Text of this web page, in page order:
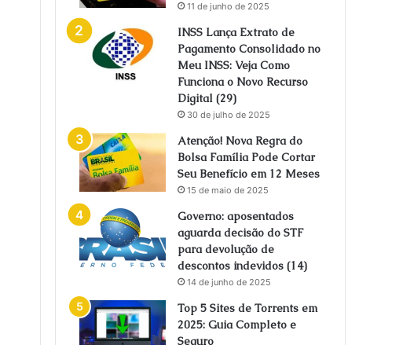
11 de junho de 2025
INSS Lança Extrato de
Pagamento Consolidado no
Meu INSS: Veja Como
Funciona o Novo Recurso
Digital (29)
30 de julho de 2025
Atenção! Nova Regra do
Bolsa Família Pode Cortar
Seu Benefício em 12 Meses
15 de maio de 2025
Governo: aposentados
aguarda decisão do STF
para devolução de
descontos indevidos (14)
14 de junho de 2025
Top 5 Sites de Torrents em
2025: Guia Completo e
Seguro